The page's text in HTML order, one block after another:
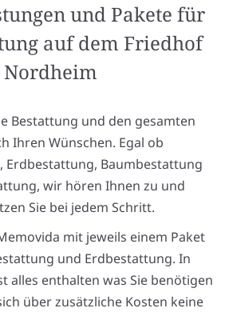
und Pakete für
auf dem Friedhof
Nordheim
Bestattung und den gesamten
Ihren Wünschen. Egal ob
Erdbestattung, Baumbestattung
wir hören Ihnen zu und
Sie bei jedem Schritt.
mit jeweils einem Paket
und Erdbestattung. In
alles enthalten was Sie benötigen
über zusätzliche Kosten keine